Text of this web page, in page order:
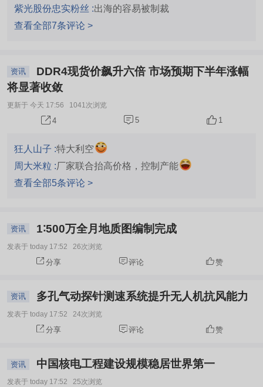
紫光股份忠实粉丝 :出海的容易被制裁
查看全部7条评论 >
资讯
将显著收敛
更新于 今天 17:56 1041次浏览
4 5 1
狂人山子 :特大利空
周大米粒 :厂家联合抬高价格，控制产能
查看全部5条评论 >
资讯 1∶500万全月地质图编制完成
发表于 today 17:52 26次浏览
分享 评论 赞
资讯 多孔气动探针测速系统提升无人机抗风能力
发表于 today 17:52 24次浏览
分享 评论 赞
资讯 中国核电工程建设规模稳居世界第一
发表于 today 17:52 25次浏览